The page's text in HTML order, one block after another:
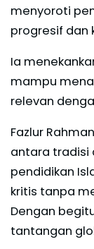
menyoroti
progresif dan
Ia
mampu
relevan
Fazlur
antara tradisi
pendidikan
kritis tanpa
Dengan
tantangan